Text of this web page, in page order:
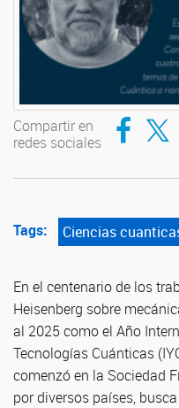
Compartir en
redes sociales
Compartir
Tags: Ciencias
En el centenario de los
Heisenberg sobre
al 2025 como el Año
Tecnologías Cuánticas
comenzó en la Sociedad
por diversos países,